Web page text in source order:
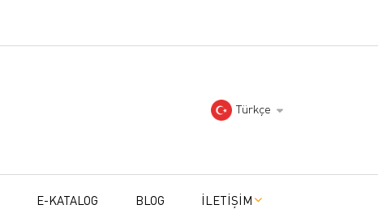
Türkçe
E-KATALOG BLOG İLETİŞİM